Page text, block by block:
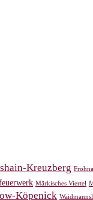
Kreuzberg
Märkisches Viertel
Köpenick